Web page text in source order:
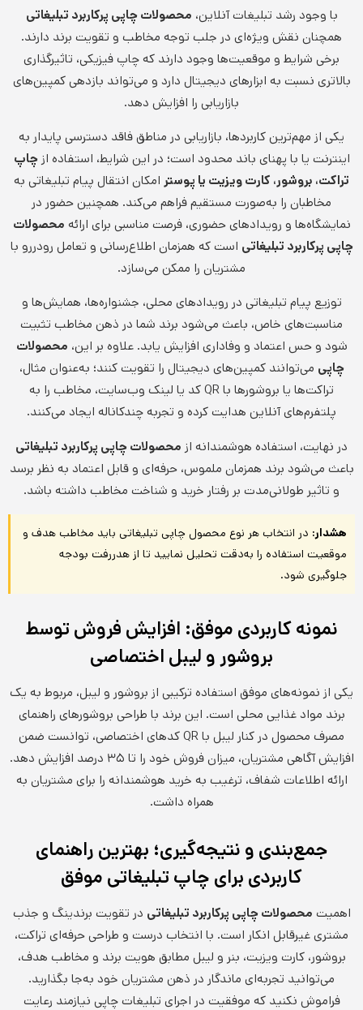
با وجود رشد تبلیغات آنلاین، محصولات چاپی پرکاربرد تبلیغاتی
همچنان نقش ویژه‌ای در جلب توجه مخاطب و تقویت برند دارند.
برخی شرایط و موقعیت‌ها وجود دارند که چاپ فیزیکی، تاثیرگذاری
بالاتری نسبت به ابزارهای دیجیتال دارد و می‌تواند بازدهی کمپین‌های
بازاریابی را افزایش دهد.
یکی از مهم‌ترین کاربردها، بازاریابی در مناطق فاقد دسترسی پایدار به
اینترنت یا با پهنای باند محدود است؛ در این شرایط، استفاده ازچاپ
تراکت، بروشور، کارت ویزیت یا پوستر امکان انتقال پیام تبلیغاتی به
مخاطبان را به‌صورت مستقیم فراهم می‌کند. همچنین حضور در
نمایشگاه‌ها و رویدادهای حضوری، فرصت مناسبی برای ارائه محصولات
چاپی پرکاربرد تبلیغاتی است که همزمان اطلاع‌رسانی و تعامل رودررو با
مشتریان را ممکن می‌سازد.
توزیع پیام تبلیغاتی در رویدادهای محلی، جشنواره‌ها، همایش‌ها و
مناسبت‌های خاص، باعث می‌شود برند شما در ذهن مخاطب تثبیت
شود و حس اعتماد و وفاداری افزایش یابد. علاوه بر این، محصولات
چاپی می‌توانند کمپین‌های دیجیتال را تقویت کنند؛ به‌عنوان مثال،
تراکت‌ها یا بروشورها با QR کد یا لینک وب‌سایت، مخاطب را به
پلتفرم‌های آنلاین هدایت کرده و تجربه چندکاناله ایجاد می‌کنند.
در نهایت، استفاده هوشمندانه از محصولات چاپی پرکاربرد تبلیغاتی
باعث می‌شود برند همزمان ملموس، حرفه‌ای و قابل اعتماد به نظر برسد
و تاثیر طولانی‌مدت بر رفتار خرید و شناخت مخاطب داشته باشد.
هشدار: در انتخاب هر نوع محصول چاپی تبلیغاتی باید مخاطب هدف و
موقعیت استفاده را به‌دقت تحلیل نمایید تا از هدررفت بودجه
جلوگیری شود.
نمونه کاربردی موفق: افزایش فروش توسط
بروشور و لیبل اختصاصی
یکی از نمونه‌های موفق استفاده ترکیبی از بروشور و لیبل، مربوط به یک
برند مواد غذایی محلی است. این برند با طراحی بروشورهای راهنمای
مصرف محصول در کنار لیبل با QR کدهای اختصاصی، توانست ضمن
افزایش آگاهی مشتریان، میزان فروش خود را تا ۳۵ درصد افزایش دهد.
ارائه اطلاعات شفاف، ترغیب به خرید هوشمندانه را برای مشتریان به
همراه داشت.
جمع‌بندی و نتیجه‌گیری؛ بهترین راهنمای
کاربردی برای چاپ تبلیغاتی موفق
اهمیت محصولات چاپی پرکاربرد تبلیغاتی در تقویت برندینگ و جذب
مشتری غیرقابل انکار است. با انتخاب درست و طراحی حرفه‌ای تراکت،
بروشور، کارت ویزیت، بنر و لیبل مطابق هویت برند و مخاطب هدف،
می‌توانید تجربه‌ای ماندگار در ذهن مشتریان خود به‌جا بگذارید.
فراموش نکنید که موفقیت در اجرای تبلیغات چاپی نیازمند رعایت